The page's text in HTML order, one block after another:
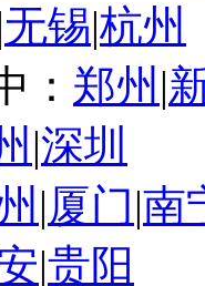
|无锡|杭州
： 郑州 |
|深圳
|厦门|南
|贵阳